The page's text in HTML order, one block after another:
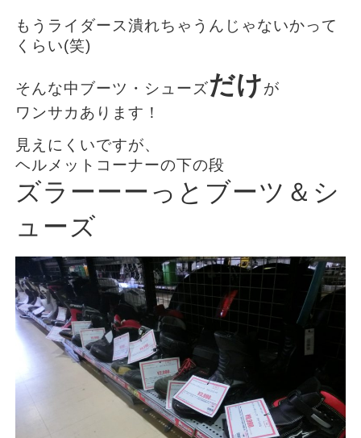
もうライダース潰れちゃうんじゃないかって
くらい(笑)
そんな中ブーツ・シューズだけが
ワンサカあります！
見えにくいですが、
ヘルメットコーナーの下の段
ズラーーーっとブーツ＆シ
ューズ